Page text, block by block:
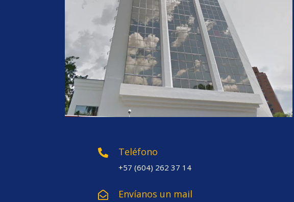
Teléfono
+57 (604) 262 37 14
Envíanos un mail